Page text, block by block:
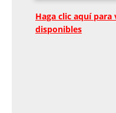
Haga clic aquí para
disponibles